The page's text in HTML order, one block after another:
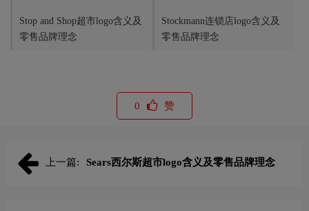
Stop and Shop超市logo含义及
零售品牌理念
Stockmann连锁店logo含义及
零售品牌理念
0 赞
上一篇: Sears西尔斯超市logo含义及零售品牌理念